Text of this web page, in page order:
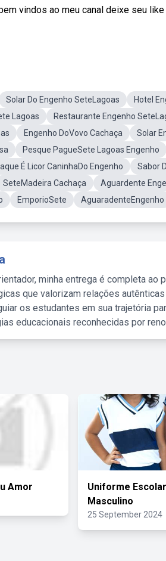
vindos ao meu canal deixe seu
Solar Do Engenho SeteLagoas Hotel
Lagoas
Restaurante Engenho
Engenho DoVovo Cachaça Solar
Pesque PagueSete Lagoas Engenho
É Licor CaninhaDo Engenho Sabor
SeteMadeira Cachaça Aguardente
EmporioSete AguaradenteEngenho
minha entrega é completa
que valorizam relações
os estudantes em sua trajetória
educacionais reconhecidas por
Amor
Uniforme
Masculino
25 September 2024